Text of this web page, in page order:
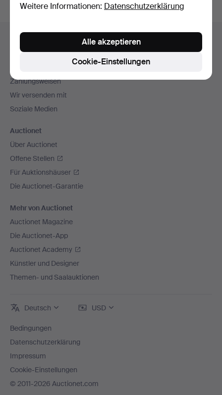
Fußzeilen-
Kontakt mit dem Support aufnehmen
Zahlungsweisen
Wir versenden mit
Soziale Medien
Auctionet
Über Auctionet
Offene Stellen
Für Auktionshäuser
Die Auctionet-Garantie
Mehr von Auctionet
Auctionet Magazine
Die Auctionet-App
Auctionet Academy
Künstler und Designer
Themen- und Saalauktionen
Deutsch USD
Bedingungen
Datenschutzerklärung
Impressum
Cookie-Einstellungen
© 2011-2026 Auctionet.com
Weitere Informationen: Datenschutzerklärung
Cookie-Einstellungen
Alle akzeptieren